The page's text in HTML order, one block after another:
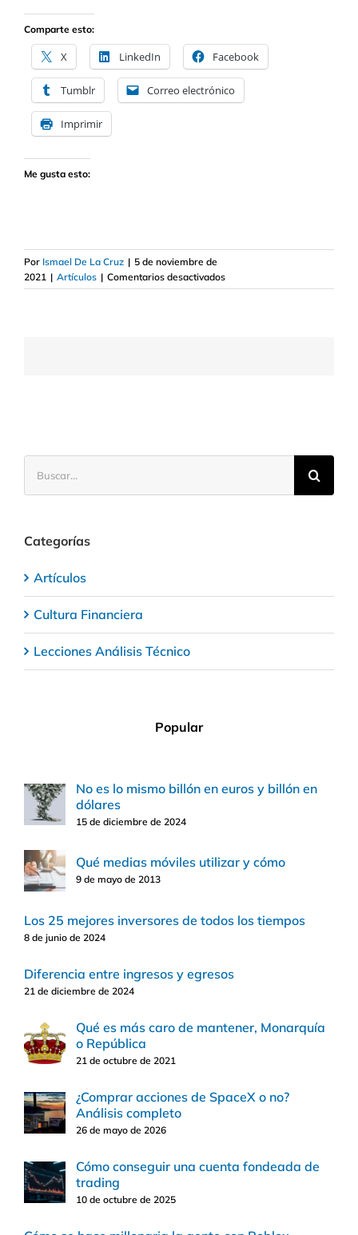
Comparte esto:
X LinkedIn Facebook
Tumblr Correo electrónico
Imprimir
Me gusta esto:
Por Ismael De La Cruz | 5 de noviembre de
2021 | Artículos | Comentarios desactivadosen
Vídeo:
Categorías
Artículos
Cultura Financiera
Lecciones Análisis Técnico
Popular
No es lo mismo billón en euros y billón en
dólares
15 de diciembre de 2024
Qué medias móviles utilizar y cómo
9 de mayo de 2013
Los 25 mejores inversores de todos los tiempos
8 de junio de 2024
Diferencia entre ingresos y egresos
21 de diciembre de 2024
Qué es más caro de mantener, Monarquía
o República
21 de octubre de 2021
¿Comprar acciones de SpaceX o no?
Análisis completo
26 de mayo de 2026
Cómo conseguir una cuenta fondeada de
trading
10 de octubre de 2025